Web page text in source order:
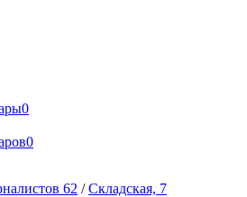
0
0
62 /Складская, 7